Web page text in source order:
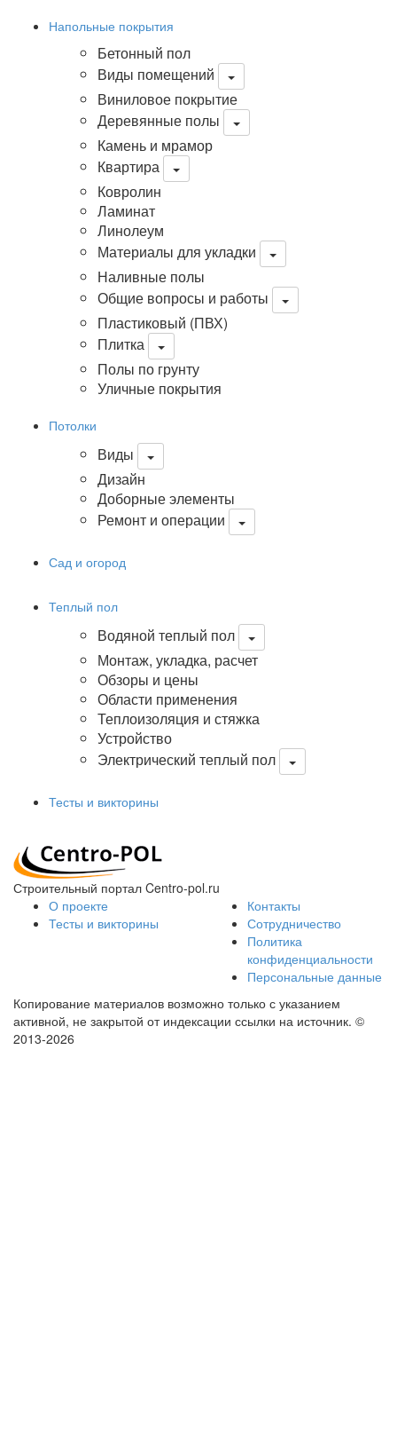
Напольные покрытия
Бетонный пол
Виды помещений
Виниловое покрытие
Деревянные полы
Камень и мрамор
Квартира
Ковролин
Ламинат
Линолеум
Материалы для укладки
Наливные полы
Общие вопросы и работы
Пластиковый (ПВХ)
Плитка
Полы по грунту
Уличные покрытия
Потолки
Виды
Дизайн
Доборные элементы
Ремонт и операции
Сад и огород
Теплый пол
Водяной теплый пол
Монтаж, укладка, расчет
Обзоры и цены
Области применения
Теплоизоляция и стяжка
Устройство
Электрический теплый пол
Тесты и викторины
Строительный портал Centro-pol.ru
О проекте
Тесты и викторины
Контакты
Сотрудничество
Политика
конфиденциальности
Персональные данные
Копирование материалов возможно только с указанием
активной, не закрытой от индексации ссылки на источник. ©
2013-2026